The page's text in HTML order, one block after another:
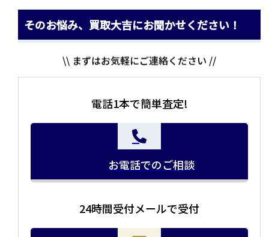
そのお悩み、買取大吉にお聞かせください！
\\ まずはお気軽にご連絡ください //
電話1本で簡単査定!
お電話でのご相談
24時間受付メールで受付